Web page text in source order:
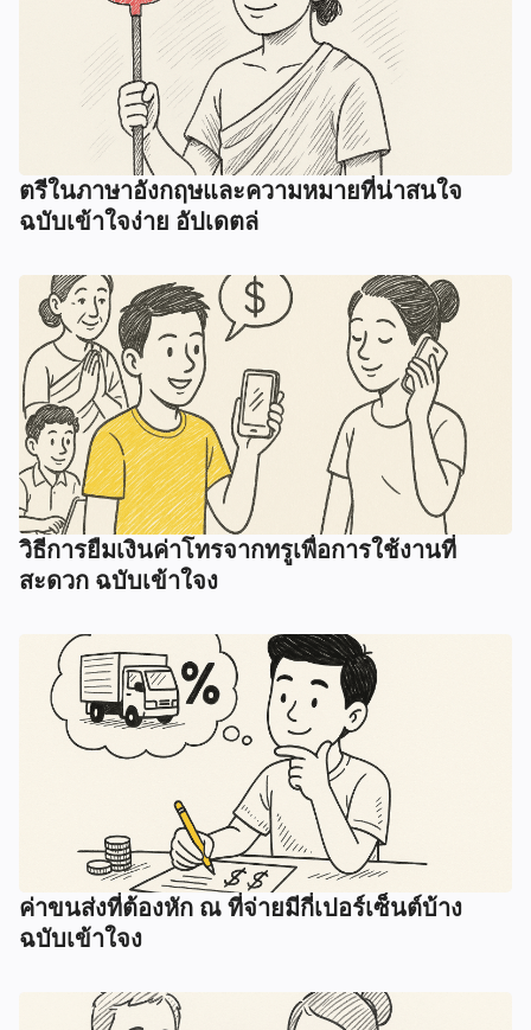
ตรีในภาษาอังกฤษและความหมายที่น่าสนใจ
ฉบับเข้าใจง่าย อัปเดตล่
วิธีการยืมเงินค่าโทรจากทรูเพื่อการใช้งานที่
สะดวก ฉบับเข้าใจง
ค่าขนส่งที่ต้องหัก ณ ที่จ่ายมีกี่เปอร์เซ็นต์บ้าง
ฉบับเข้าใจง